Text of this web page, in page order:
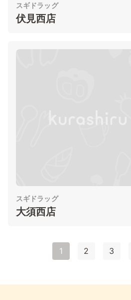
スギドラッグ
伏見西店
スギドラッグ
大須西店
1 2 3